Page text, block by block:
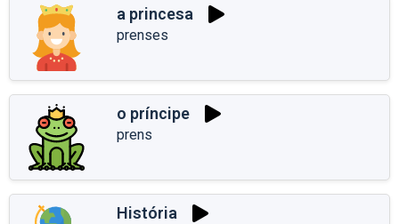
a princesa
prenses
o príncipe
prens
História